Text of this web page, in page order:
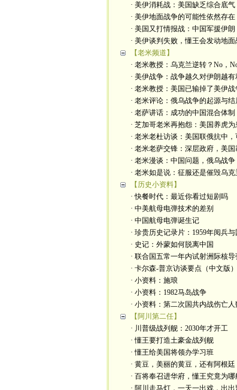
· 美伊消耗战：美国缺乏综合底气
· 美伊地面战争的可能性依然存在
· 美国又打情报战：中国军援伊朗
· 美伊谈判失败，懂王会发动地面
【老米频道】
· 老米教授：乌克兰逆转？No，
· 美伊战争：战争越久对伊朗越有
· 老米教授：美国已输掉了美伊战
· 老米评论：俄乌战争的起源与结
· 老萨讲话：成功的中国混合体制
· 芝加哥老米再抱怨：美国养虎为
· 老米老杜访谈：美国联俄抗中，
· 老米老萨交锋：深层政府，美国
· 老米漫谈：中国问题，俄乌战争
· 老米如是说：征服还是催毁乌克
【历史小资料】
· 快餐时代：最近你看过短剧吗
· 中美航母电弹技术的差别
· 中国航母电弹诞生记
· 珍贵历史记录片：1959年阅兵与
· 史记：外蒙如何脱离中国
· 联合国五常一年内试射洲际核导
· 卡尔森-普京访谈要点（中文版）
· 小资料：施琅
· 小资料：1982马岛战争
· 小资料：第二次国共内战伤亡人
【阿川第二任】
· 川普级战列舰：2030年才开工
· 懂王要打造土豪金战列舰
· 懂王给美国将领办学习班
· 黄豆，美丽的黄豆，还有阿根廷
· 百将奉召进华府，懂王究竟为哪
· 阿川走马灯，一天一出戏，出出